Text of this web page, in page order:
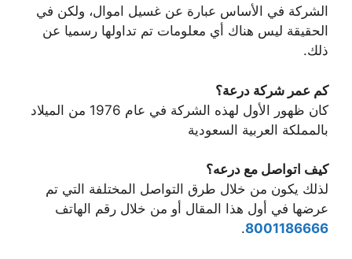
الشركة في الأساس عبارة عن غسيل اموال، ولكن في
الحقيقة ليس هناك أي معلومات تم تداولها رسميا عن
ذلك.
كم عمر شركة درعة؟
كان ظهور الأول لهذه الشركة في عام 1976 من الميلاد
بالمملكة العربية السعودية
كيف اتواصل مع درعه؟
لذلك يكون من خلال طرق التواصل المختلفة التي تم
عرضها في أول هذا المقال أو من خلال رقم الهاتف
8001186666
.